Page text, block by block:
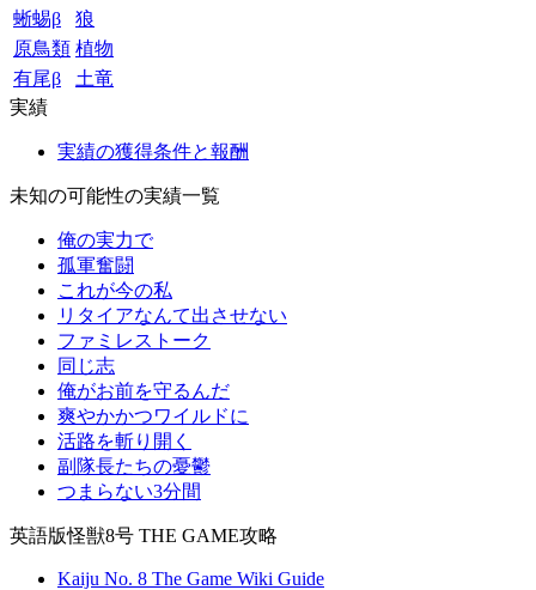
蜥蜴β
狼
原鳥類 植物
有尾β
土竜
実績
実績の獲得条件と報酬
未知の可能性の実績一覧
俺の実力で
孤軍奮闘
これが今の私
リタイアなんて出させない
ファミレストーク
同じ志
俺がお前を守るんだ
爽やかかつワイルドに
活路を斬り開く
副隊長たちの憂鬱
つまらない3分間
英語版怪獣8号 THE GAME攻略
Kaiju No. 8 The Game Wiki Guide